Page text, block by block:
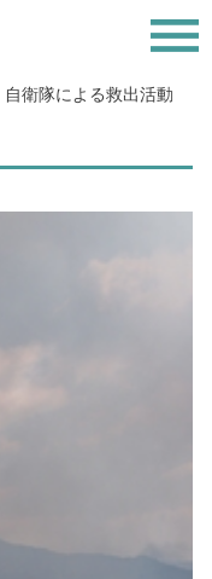
自衛隊による救出活動